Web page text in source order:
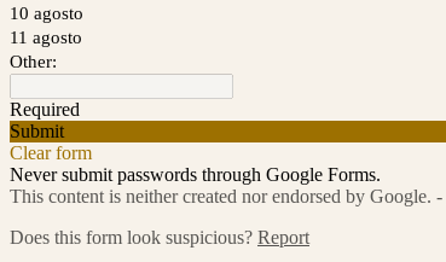
10 agosto
11 agosto
Other:
Required
Submit
Clear form
Never submit passwords through Google Forms.
This content is neither created nor endorsed by Google. -
Does this form look suspicious? Report